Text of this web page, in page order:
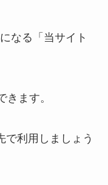
なる「当サイト
ます。
で利用しましょう